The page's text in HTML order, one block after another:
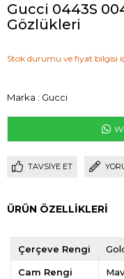
Gucci 0443S
Gözlükleri
Stok durumu ve fiyat bilgisi
Marka : Gucci
TAVSIYE ET
ÜRÜN ÖZELLIKLERI
Çerçeve Rengi
Cam Rengi